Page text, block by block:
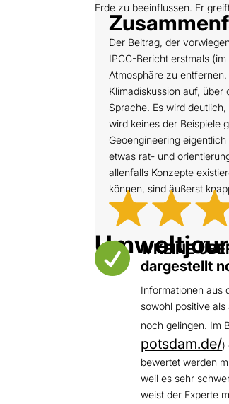
Erde zu beeinflussen. Er
Der Beitrag, der
IPCC-Bericht erstmals
Atmosphäre zu
Klimadiskussion auf,
Sprache. Es wird
wird keines der Beispiele
Geoengineering
etwas rat- und
allenfalls Konzepte
können, sind äußerst

1. KEINE
dargestellt
Informationen aus
sowohl positive
noch gelingen. Im
potsdam.de/)
bewertet werden
weil es sehr
weist der Experte